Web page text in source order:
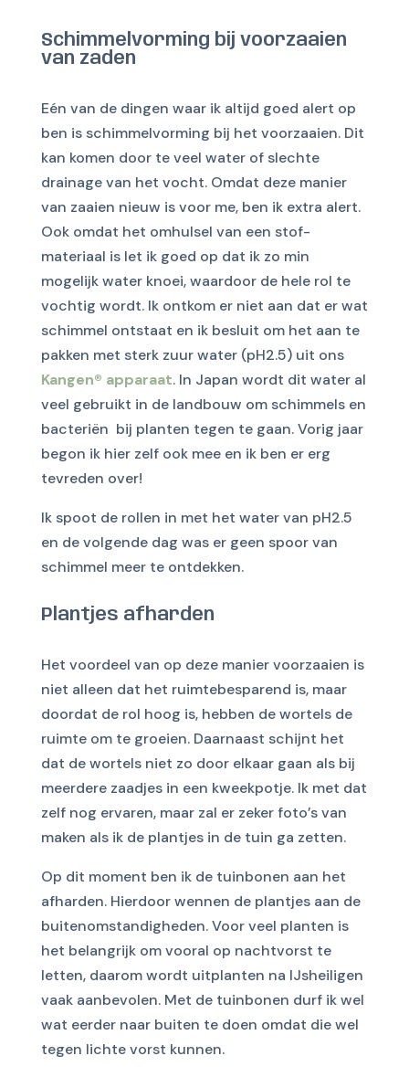
Schimmelvorming bij voorzaaien
van zaden
Eén van de dingen waar ik altijd goed alert op
ben is schimmelvorming bij het voorzaaien. Dit
kan komen door te veel water of slechte
drainage van het vocht. Omdat deze manier
van zaaien nieuw is voor me, ben ik extra alert.
Ook omdat het omhulsel van een stof-
materiaal is let ik goed op dat ik zo min
mogelijk water knoei, waardoor de hele rol te
vochtig wordt. Ik ontkom er niet aan dat er wat
schimmel ontstaat en ik besluit om het aan te
pakken met sterk zuur water (pH2.5) uit ons
Kangen® apparaat. In Japan wordt dit water al
veel gebruikt in de landbouw om schimmels en
bacteriën bij planten tegen te gaan. Vorig jaar
begon ik hier zelf ook mee en ik ben er erg
tevreden over!
Ik spoot de rollen in met het water van pH2.5
en de volgende dag was er geen spoor van
schimmel meer te ontdekken.
Plantjes afharden
Het voordeel van op deze manier voorzaaien is
niet alleen dat het ruimtebesparend is, maar
doordat de rol hoog is, hebben de wortels de
ruimte om te groeien. Daarnaast schijnt het
dat de wortels niet zo door elkaar gaan als bij
meerdere zaadjes in een kweekpotje. Ik met dat
zelf nog ervaren, maar zal er zeker foto’s van
maken als ik de plantjes in de tuin ga zetten.
Op dit moment ben ik de tuinbonen aan het
afharden. Hierdoor wennen de plantjes aan de
buitenomstandigheden. Voor veel planten is
het belangrijk om vooral op nachtvorst te
letten, daarom wordt uitplanten na IJsheiligen
vaak aanbevolen. Met de tuinbonen durf ik wel
wat eerder naar buiten te doen omdat die wel
tegen lichte vorst kunnen.